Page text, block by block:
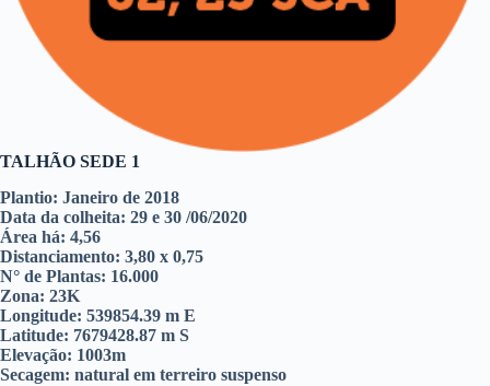
TALHÃO SEDE 1
Plantio: Janeiro de 2018
Data da colheita: 29 e 30 /06/2020
Área há: 4,56
Distanciamento: 3,80 x 0,75
N° de Plantas: 16.000
Zona: 23K
Longitude: 539854.39 m E
Latitude: 7679428.87 m S
Elevação: 1003m
Secagem: natural em terreiro suspenso